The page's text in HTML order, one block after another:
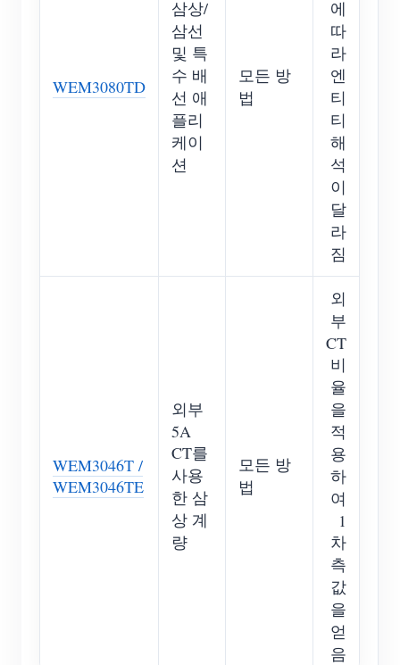
WEM3080TD
삼상/
삼선
및 특
수 배
선 애
플리
케이
션
모든 방
법
에
따
라
엔
티
티
해
석
이
달
라
짐
WEM3046T /
WEM3046TE
외부
5A
CT를
사용
한 삼
상 계
량
모든 방
법
외
부
CT
비
율
을
적
용
하
여
1
차
측
값
을
얻
음